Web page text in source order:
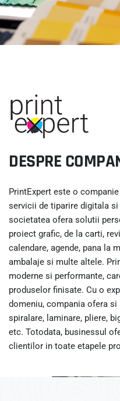
DESPRE
PrintExpert este o
servicii de tiparire digitala
societatea ofera solutii
proiect grafic, de la carti,
calendare, agende, pana la
ambalaje si multe altele.
moderne si performante,
produselor finisate. Cu o
domeniu, compania ofera
spiralare, laminare, pliere,
etc. Totodata, businessul
clientilor in toate etapele